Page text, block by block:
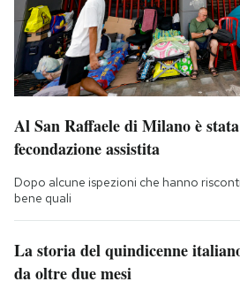
Al San Raffaele di Milano è stata
fecondazione assistita
Dopo alcune ispezioni che hanno
bene quali
La storia del quindicenne
da oltre due mesi